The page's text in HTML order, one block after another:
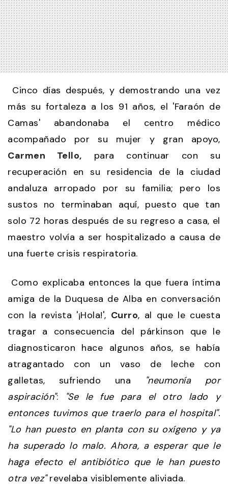
Cinco días después, y demostrando una vez
más su fortaleza a los 91 años, el 'Faraón de
Camas' abandonaba el centro médico
acompañado por su mujer y gran apoyo,
Carmen Tello, para continuar con su
recuperación en su residencia de la ciudad
andaluza arropado por su familia; pero los
sustos no terminaban aquí, puesto que tan
solo 72 horas después de su regreso a casa, el
maestro volvía a ser hospitalizado a causa de
una fuerte crisis respiratoria.
Como explicaba entonces la que fuera íntima
amiga de la Duquesa de Alba en conversación
con la revista '¡Hola!', Curro, al que le cuesta
tragar a consecuencia del párkinson que le
diagnosticaron hace algunos años, se había
atragantado con un vaso de leche con
galletas, sufriendo una
"neumonía por
aspiración":
"Se le fue para el otro lado y
entonces tuvimos que traerlo para el hospital".
"Lo han puesto en planta con su oxígeno y ya
ha superado lo malo. Ahora, a esperar que le
haga efecto el antibiótico que le han puesto
otra vez"revelaba visiblemente aliviada.